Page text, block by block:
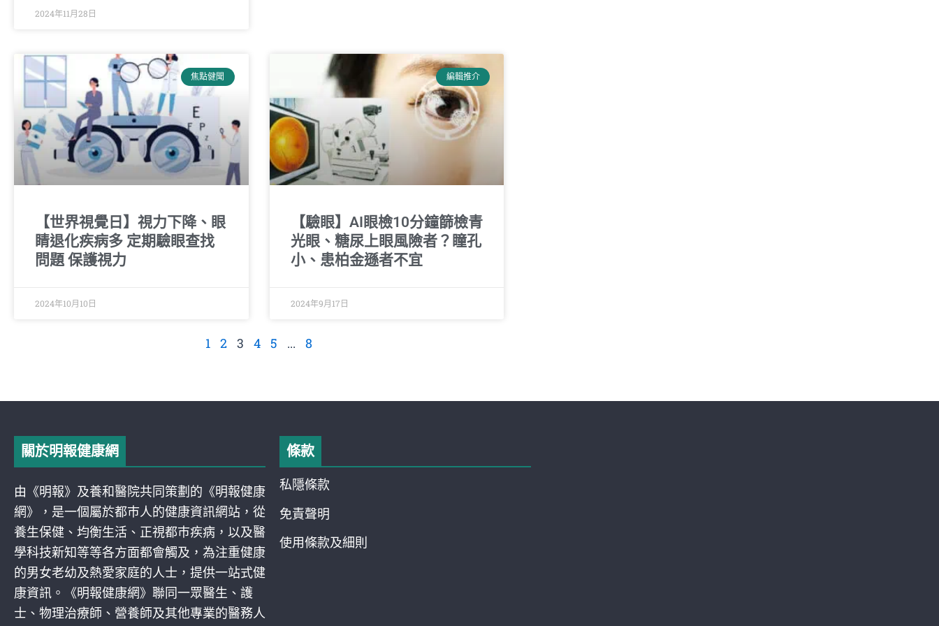
2024年11月28日
焦點健聞
【世界視覺日】視力下降、眼
睛退化疾病多 定期驗眼查找
問題 保護視力
2024年10月10日
編輯推介
【驗眼】AI眼檢10分鐘篩檢青
光眼、糖尿上眼風險者？瞳孔
小、患柏金遜者不宜
2024年9月17日
1 2 3 4 5 ... 8
關於明報健康網
由《明報》及養和醫院共同策劃的《明報健康
網》，是一個屬於都巿人的健康資訊網站，從
養生保健、均衡生活、正視都巿疾病，以及醫
學科技新知等等各方面都會觸及，為注重健康
的男女老幼及熱愛家庭的人士，提供一站式健
康資訊。《明報健康網》聯同一眾醫生、護
士、物理治療師、營養師及其他專業的醫務人
條款
私隱條款
免責聲明
使用條款及細則